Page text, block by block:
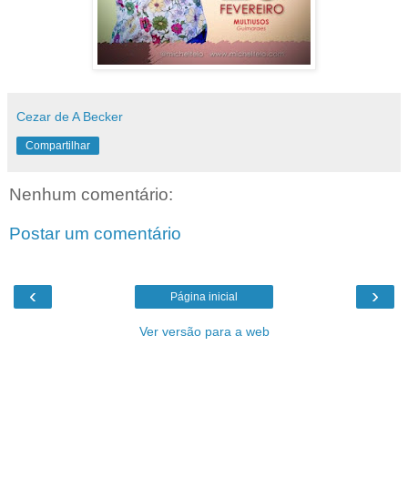
Cezar de A Becker
Compartilhar
Nenhum comentário:
Postar um comentário
‹ ›
Página inicial
Ver versão para a web